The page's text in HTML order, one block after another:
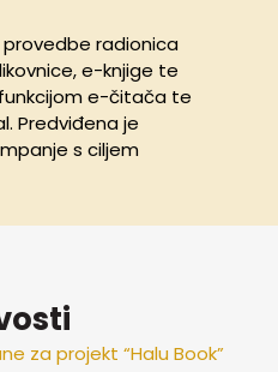
radionica
e-knjige te
e-čitača te
Predviđena je
s ciljem
za projekt “Halu Book”